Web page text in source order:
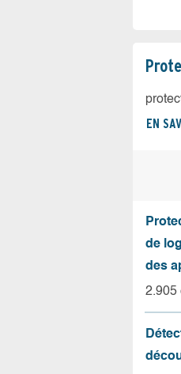
EN
de
des
2.905